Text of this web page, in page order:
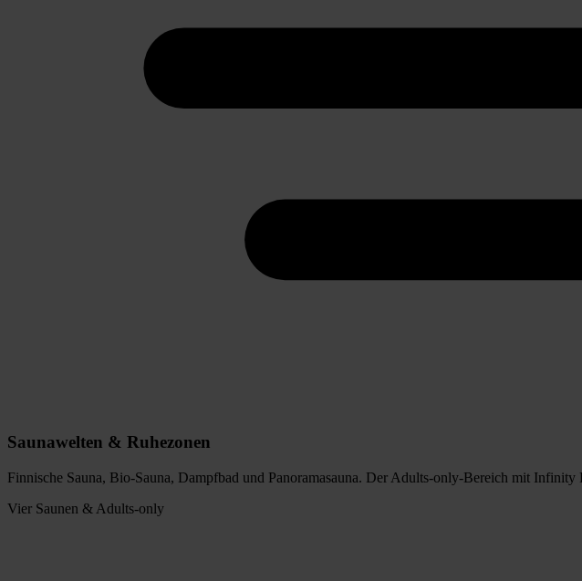
Saunawelten & Ruhezonen
Finnische Sauna, Bio-Sauna, Dampfbad und Panoramasauna. Der Adults-only-Bereich mit
Vier Saunen & Adults-only